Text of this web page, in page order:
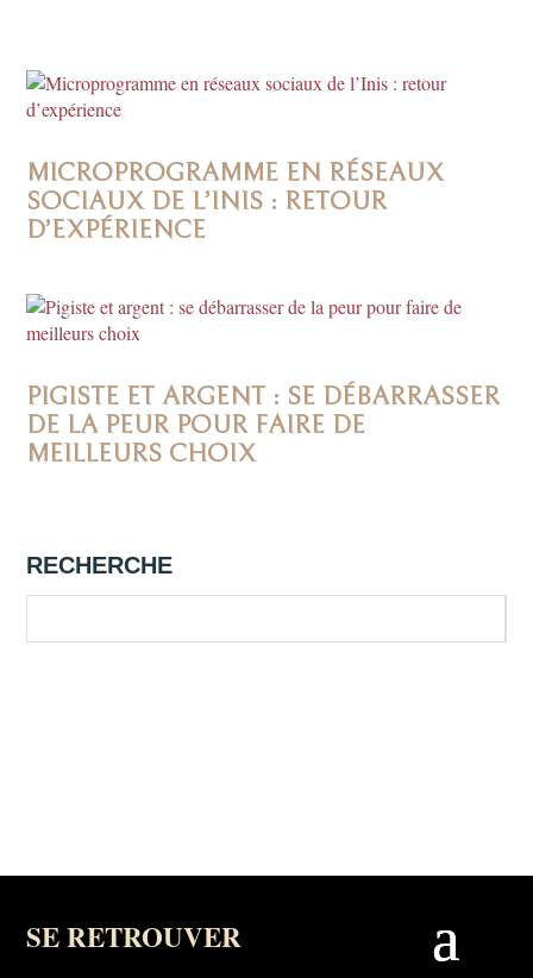
MICROPROGRAMME EN RÉSEAUX
SOCIAUX DE L’INIS : RETOUR
D’EXPÉRIENCE
PIGISTE ET ARGENT : SE DÉBARRASSER
DE LA PEUR POUR FAIRE DE
MEILLEURS CHOIX
RECHERCHE
SE RETROUVER